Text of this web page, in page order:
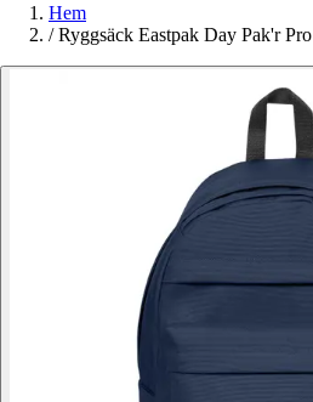
Hem
/ Ryggsäck Eastpak Day Pak'r Pro